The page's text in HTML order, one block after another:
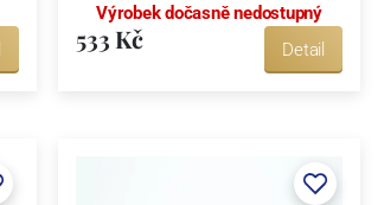
Výrobek dočasně nedostupný
533 Kč Detail